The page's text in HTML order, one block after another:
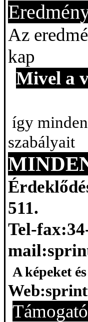
Az
kap
Mivel a
így
szabályait
511.
Tel-fax
mail
A képeket
Web